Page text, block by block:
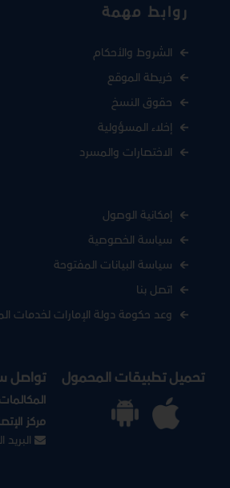
روابط مهمة
الشروط والأحكام
خريطة الموقع
حقوق النسخ
إخلاء المسؤولية
الاختصارات والمسرد
إمكانية الوصول
سياسة الخصوصية
سياسة البيانات المفتوحة
اتصل بنا
وعد حكومة دولة الإمارات لخدمات
تحميل تطبيقات المحمول تواصل
المكالمات
مركز
البريد